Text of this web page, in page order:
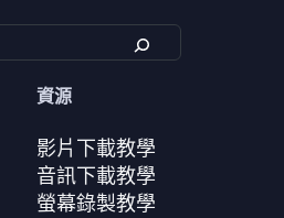
資源
影片下載教學
音訊下載教學
螢幕錄製教學